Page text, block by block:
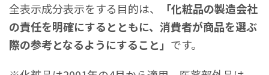
全表示成分表示をする目的は、
「化粧品の製造会社
の責任を明確にするとともに、消費者が商品を選ぶ
際の参考となるようにすること」 です。